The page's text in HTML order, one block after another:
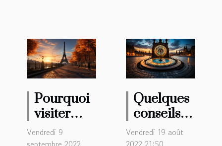
Pourquoi
visiter
Paris ?
Vendredi 9
Quelques
conseils
pour
Vendredi 19 août